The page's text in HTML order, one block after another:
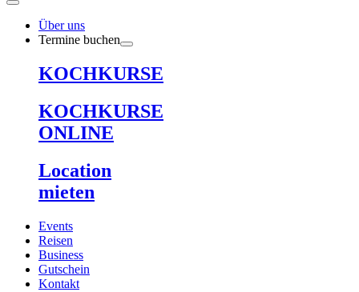
Über uns
Termine buchen
KOCHKURSE
KOCHKURSE
ONLINE
Location
mieten
Events
Reisen
Business
Gutschein
Kontakt